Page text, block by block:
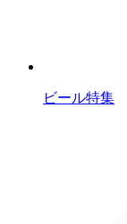
ビール特集